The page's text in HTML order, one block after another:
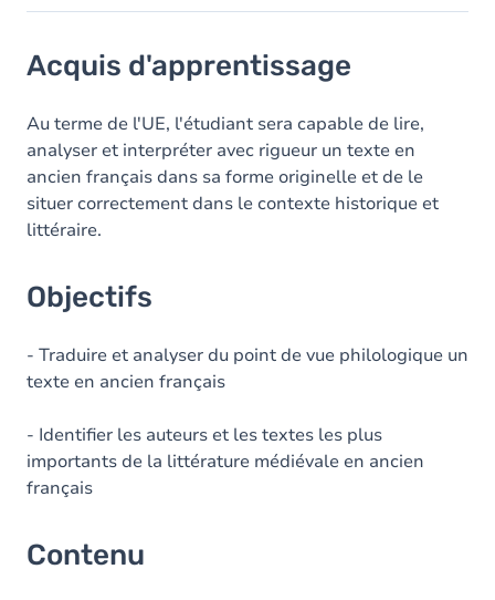
Objectifs
Contenu
Acquis d'apprentissage
Au terme de l'UE, l'étudiant sera capable de lire,
analyser et interpréter avec rigueur un texte en
ancien français dans sa forme originelle et de le
situer correctement dans le contexte historique et
littéraire.
Objectifs
- Traduire et analyser du point de vue philologique un
texte en ancien français
- Identifier les auteurs et les textes les plus
importants de la littérature médiévale en ancien
français
Contenu